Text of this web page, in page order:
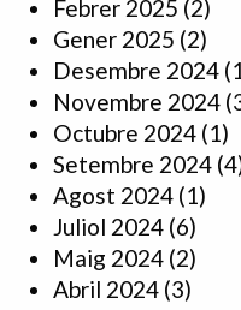
Febrer 2025 (2)
Gener 2025 (2)
Desembre 2024
Novembre 2024
Octubre 2024 (1)
Setembre 2024
Agost 2024 (1)
Juliol 2024 (6)
Maig 2024 (2)
Abril 2024 (3)